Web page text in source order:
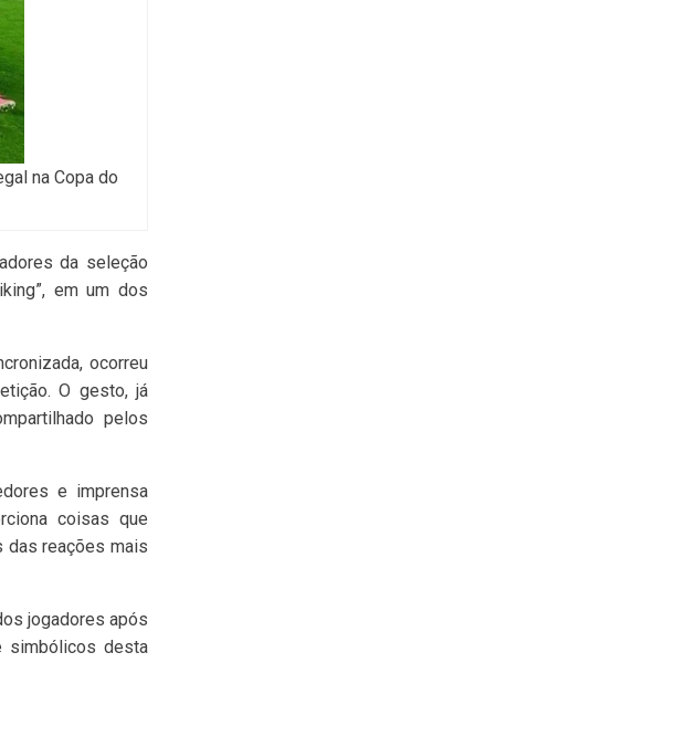
na Copa do
da seleção
em um dos
ocorreu
O gesto, já
pelos
e imprensa
coisas que
das reações mais
jogadores após
simbólicos desta